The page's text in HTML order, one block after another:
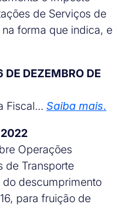
de Serviços de
forma que indica, e
DEZEMBRO DE
Fiscal… Saiba mais.
2022
Operações
de Transporte
do descumprimento
para fruição de